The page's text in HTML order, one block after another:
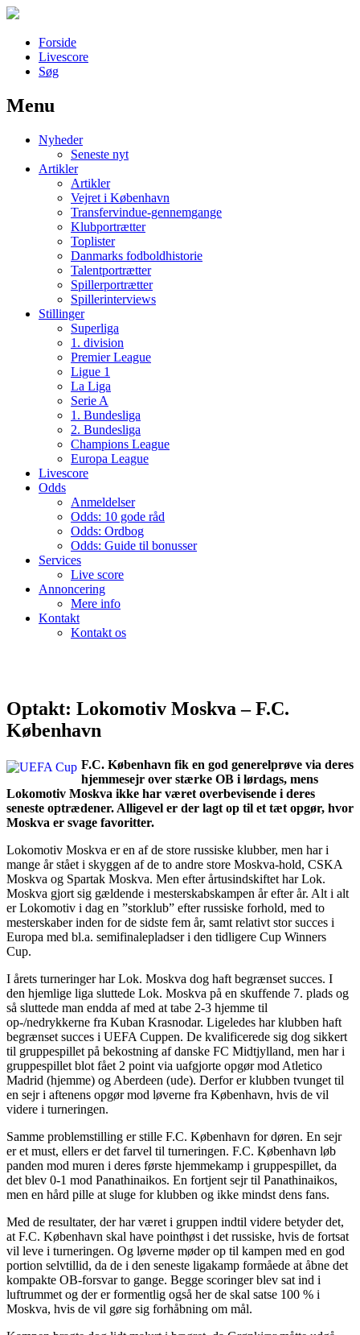
Forside
Livescore
Søg
Наши партнеры
лучшие займы
Menu
Nyheder
Seneste nyt
Artikler
Artikler
Vejret i København
Transfervindue-gennemgange
Klubportrætter
Toplister
Danmarks fodboldhistorie
Talentportrætter
Spillerportrætter
Spillerinterviews
Stillinger
Superliga
1. division
Premier League
Ligue 1
La Liga
Serie A
1. Bundesliga
2. Bundesliga
Champions League
Europa League
Livescore
Odds
Anmeldelser
Odds: 10 gode råd
Odds: Ordbog
Odds: Guide til bonusser
Services
Live score
Annoncering
Mere info
Kontakt
Kontakt os
Optakt: Lokomotiv Moskva – F.C.
København
F.C. København fik en god generelprøve via deres
hjemmesejr over stærke OB i lørdags, mens
Lokomotiv Moskva ikke har været overbevisende i deres
seneste optrædener. Alligevel er der lagt op til et tæt opgør, hvor
Moskva er svage favoritter.
Lokomotiv Moskva er en af de store russiske klubber, men har i
mange år stået i skyggen af de to andre store Moskva-hold, CSKA
Moskva og Spartak Moskva. Men efter årtusindskiftet har Lok.
Moskva gjort sig gældende i mesterskabskampen år efter år. Alt i alt
er Lokomotiv i dag en ”storklub” efter russiske forhold, med to
mesterskaber inden for de sidste fem år, samt relativt stor succes i
Europa med bl.a. semifinalepladser i den tidligere Cup Winners
Cup.
I årets turneringer har Lok. Moskva dog haft begrænset succes. I
den hjemlige liga sluttede Lok. Moskva på en skuffende 7. plads og
så sluttede man endda af med at tabe 2-3 hjemme til
op-/nedrykkerne fra Kuban Krasnodar. Ligeledes har klubben haft
begrænset succes i UEFA Cuppen. De kvalificerede sig dog sikkert
til gruppespillet på bekostning af danske FC Midtjylland, men har i
gruppespillet blot fået 2 point via uafgjorte opgør mod Atletico
Madrid (hjemme) og Aberdeen (ude). Derfor er klubben tvunget til
en sejr i aftenens opgør mod løverne fra København, hvis de vil
videre i turneringen.
Samme problemstilling er stille F.C. København for døren. En sejr
er et must, ellers er det farvel til turneringen. F.C. København løb
panden mod muren i deres første hjemmekamp i gruppespillet, da
det blev 0-1 mod Panathinaikos. En fortjent sejr til Panathinaikos,
men en hård pille at sluge for klubben og ikke mindst dens fans.
Med de resultater, der har været i gruppen indtil videre betyder det,
at F.C. København skal have pointhøst i det russiske, hvis de fortsat
vil leve i turneringen. Og løverne møder op til kampen med en god
portion selvtillid, da de i den seneste ligakamp formåede at åbne det
kompakte OB-forsvar to gange. Begge scoringer blev sat ind i
luftrummet og der er formentlig også her de skal satse 100 % i
Moskva, hvis de vil gøre sig forhåbning om mål.